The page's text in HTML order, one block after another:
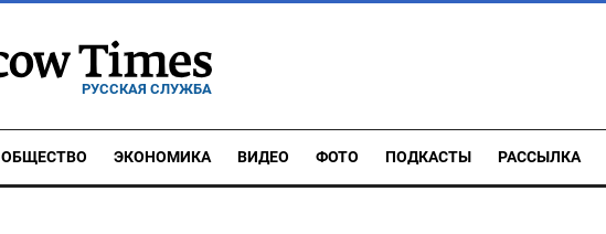
РУССКАЯ СЛУЖБА
ОБЩЕСТВО ЭКОНОМИКА ВИДЕО ФОТО ПОДКАСТЫ РАССЫЛКА